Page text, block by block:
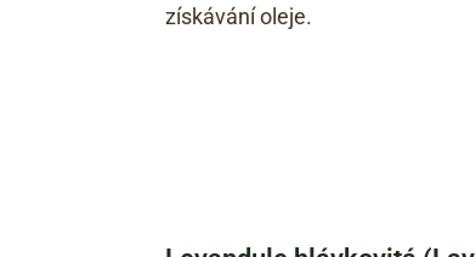
získávání oleje.